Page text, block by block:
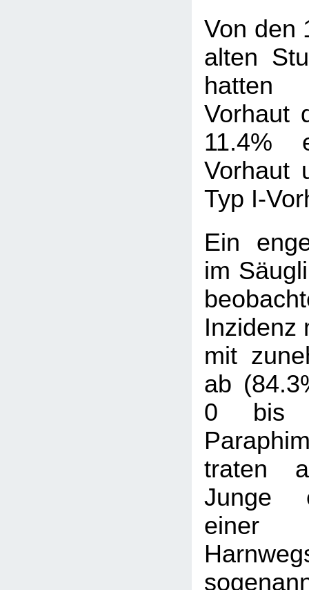
Von den
alten
hatten
Vorhaut
11.4%
Vorhaut
Typ I-
Ein
im
Inzidenz
mit
ab
0 bis
traten
Junge
einer